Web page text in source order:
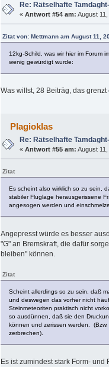
Re: Rätselhafte
«Antwort #54 am: August
Zitat von: Mettmann am August 11,
12kg-Schild, was wir hier im Forum
wenig gewürdigt wurde:
Was willst, 28 Beiträg, das
Plagioklas
Re: Rätselhafte
«Antwort #55 am: August
Zitat
Es scheint also wirklich so zu sein,
stabiler Fluglage herausgerissene
angesogen werden und
Angepresst würde es besser
"G" an Bremskraft, die dafür
bleiben" können.
Zitat
Scheint allerdings so zu sein, daß
und deswegen das vorher nicht
Steinmeteoriten praktisch nicht
so ausdünnen, daß sie den
können und zerissen werden.
zerbrechen).
Es ist zumindest stark Form-